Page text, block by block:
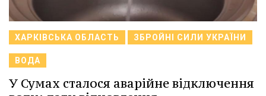
ХАРКІВСЬКА ОБЛАСТЬ ЗБРОЙНІ СИЛИ УКРАЇНИ
ВОДА
У Сумах сталося аварійне відключення